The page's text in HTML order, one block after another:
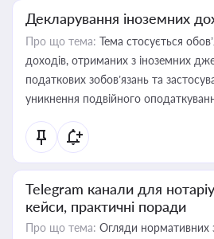
Декларування іноземних
Про що тема: Тема стосується
доходів, отриманих з іноземних
податкових зобов’язань та
уникнення подвійного
Telegram канали для
кейси, практичні поради
Про що тема: Огляди нормативних